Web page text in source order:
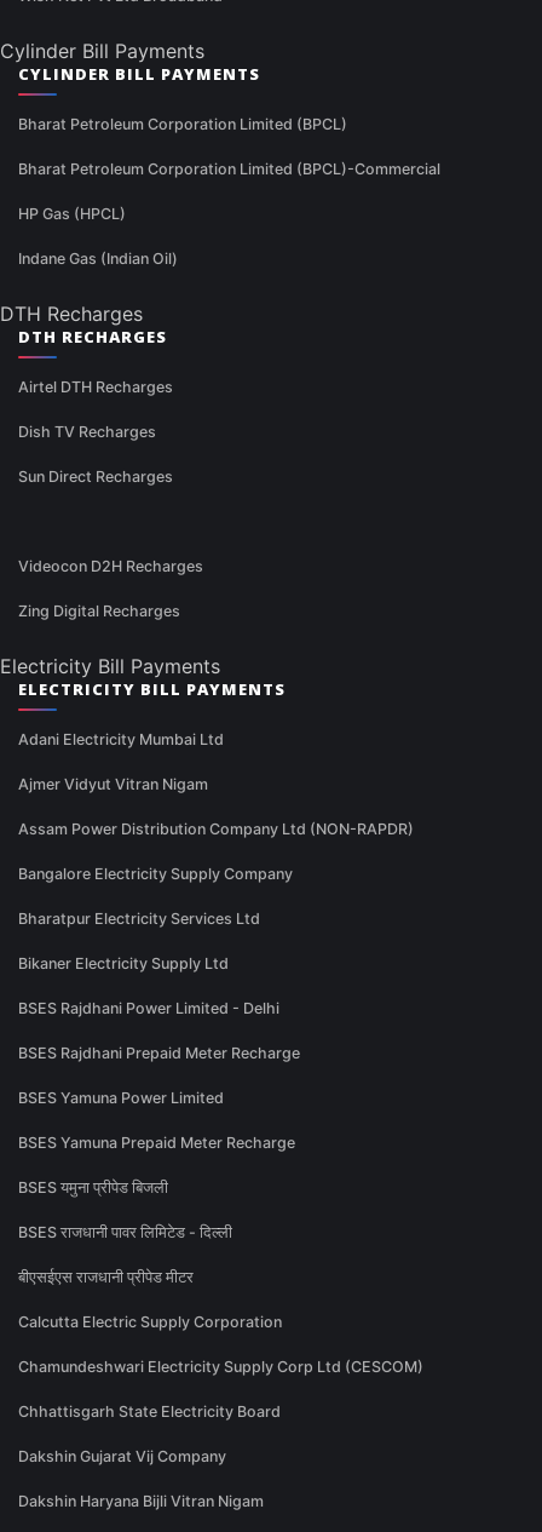
Cylinder Bill Payments
CYLINDER BILL PAYMENTS
Bharat Petroleum Corporation Limited (BPCL)
Bharat Petroleum Corporation Limited (BPCL)-Commercial
HP Gas (HPCL)
Indane Gas (Indian Oil)
DTH Recharges
DTH RECHARGES
Airtel DTH Recharges
Dish TV Recharges
Sun Direct Recharges
Videocon D2H Recharges
Zing Digital Recharges
Electricity Bill Payments
ELECTRICITY BILL PAYMENTS
Adani Electricity Mumbai Ltd
Ajmer Vidyut Vitran Nigam
Assam Power Distribution Company Ltd (NON-RAPDR)
Bangalore Electricity Supply Company
Bharatpur Electricity Services Ltd
Bikaner Electricity Supply Ltd
BSES Rajdhani Power Limited - Delhi
BSES Rajdhani Prepaid Meter Recharge
BSES Yamuna Power Limited
BSES Yamuna Prepaid Meter Recharge
BSES यमुना प्रीपेड बिजली
BSES राजधानी पावर लिमिटेड - दिल्ली
बीएसईएस राजधानी प्रीपेड मीटर
Calcutta Electric Supply Corporation
Chamundeshwari Electricity Supply Corp Ltd (CESCOM)
Chhattisgarh State Electricity Board
Dakshin Gujarat Vij Company
Dakshin Haryana Bijli Vitran Nigam